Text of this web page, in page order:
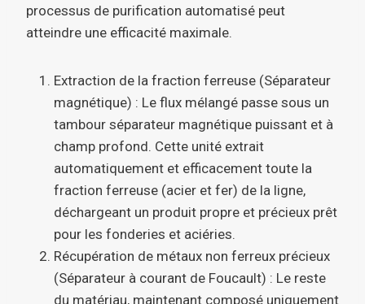
processus de purification automatisé peut
atteindre une efficacité maximale.
Extraction de la fraction ferreuse (Séparateur
magnétique) : Le flux mélangé passe sous un
tambour séparateur magnétique puissant et à
champ profond. Cette unité extrait
automatiquement et efficacement toute la
fraction ferreuse (acier et fer) de la ligne,
déchargeant un produit propre et précieux prêt
pour les fonderies et aciéries.
Récupération de métaux non ferreux précieux
(Séparateur à courant de Foucault) : Le reste
du matériau, maintenant composé uniquement